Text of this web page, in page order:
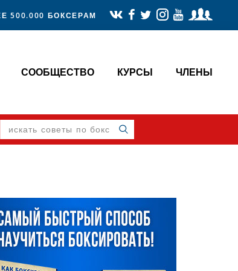
500.000 БОКСЕРАМ
СООБЩЕСТВО КУРСЫ ЧЛЕНЫ
искать
советы
по